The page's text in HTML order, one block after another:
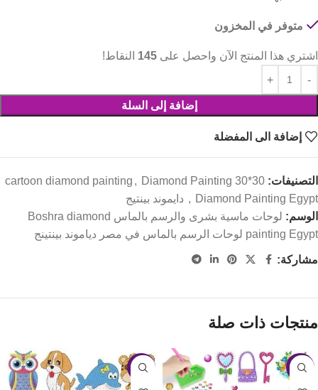
متوفر في المخزون
اشتري هذا المنتج الآن واحصل على 145 النقاط!
إضافة إلى السلة
إضافة الى المفضلة
التصنيفات: cartoon diamond painting , Diamond Painting 30*30
, Diamond Painting Egypt دايموند بينتيج
الوسم:
لوحات ماسية بشرى والرسم بالماس Boshra diamond
painting Egypt لوحات الرسم بالماس في مصر دياموند بينتينج
مشاركة:
منتجات ذات صلة
-28%
-30%